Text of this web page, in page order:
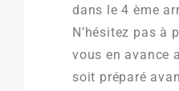
dans le 4 ème
N’hésitez pas à
vous en avance
soit préparé